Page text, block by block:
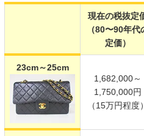
現在の税抜定
（80〜90年代
定価）
23cm～25cm
1,682,000～
1,750,000円
（15万円程度）